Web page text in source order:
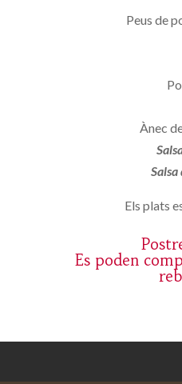
Peus de
Ànec
Els plats
Es poden